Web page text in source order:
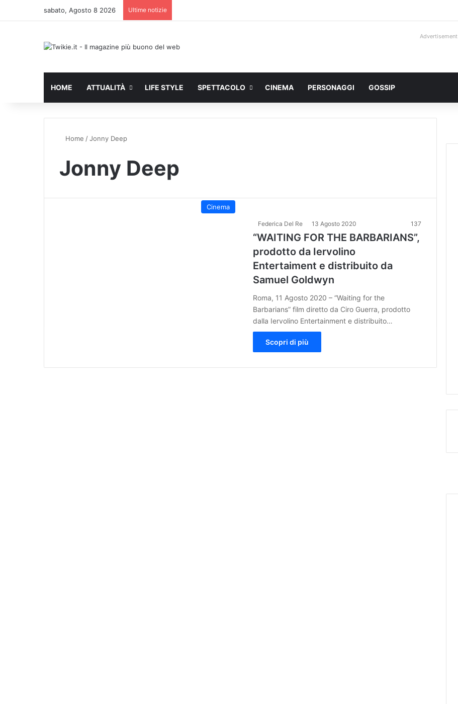
sabato, Agosto 8 2026 Ultime notizie
Advertisement
HOME ATTUALITÀ LIFE STYLE SPETTACOLO CINEMA PERSONAGGI GOSSIP
Home /Jonny Deep
Jonny Deep
Cinema
Federica Del Re 13 Agosto 2020 137
“WAITING FOR THE BARBARIANS”,
prodotto da Iervolino
Entertaiment e distribuito da
Samuel Goldwyn
Roma, 11 Agosto 2020 – “Waiting for the
Barbarians” film diretto da Ciro Guerra, prodotto
dalla Iervolino Entertainment e distribuito…
Scopri di più